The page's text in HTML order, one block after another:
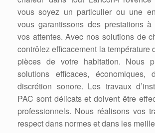
vous soyez un particulier ou une
vous garantissons des prestations
vos attentes. Avec nos solutions de
contrôlez efficacement la température
pièces de votre habitation. Nous
solutions efficaces, économiques,
discrétion sonore. Les travaux
PAC sont délicats et doivent être
professionnels. Nous réalisons vos
respect dans normes et dans les